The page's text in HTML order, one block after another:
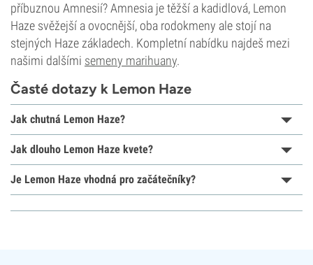
příbuznou Amnesií? Amnesia je těžší a kadidlová, Lemon
Haze svěžejší a ovocnější, oba rodokmeny ale stojí na
stejných Haze základech. Kompletní nabídku najdeš mezi
našimi dalšími semeny marihuany.
Časté dotazy k Lemon Haze
Jak chutná Lemon Haze?
Jak dlouho Lemon Haze kvete?
Je Lemon Haze vhodná pro začátečníky?